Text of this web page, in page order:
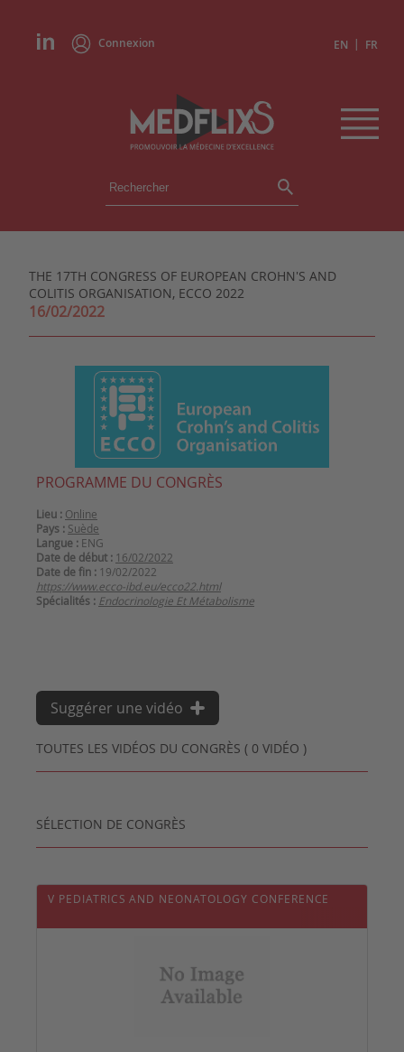
Connexion EN | FR
ÉVÉNEMENTS
INSTITUTIONS
ACADÉMIES
CONGRÈS EN RÉSUMÉ
THE 17TH CONGRESS OF EUROPEAN CROHN'S AND
COLITIS ORGANISATION, ECCO 2022
16/02/2022
PROGRAMME DU CONGRÈS
Lieu : Online
Pays : Suède
Langue : ENG
Date de début : 16/02/2022
Date de fin : 19/02/2022
https://www.ecco-ibd.eu/ecco22.html
Spécialités : Endocrinologie Et Métabolisme
TOUTES LES VIDÉOS DU CONGRÈS ( 0 VIDÉO )
Suggérer une vidéo
SÉLECTION DE CONGRÈS
V PEDIATRICS AND NEONATOLOGY CONFERENCE